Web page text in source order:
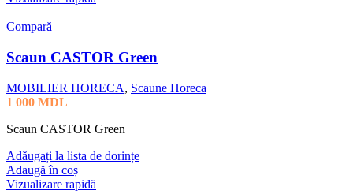
Compară
Scaun CASTOR Green
MOBILIER HORECA, Scaune Horeca
1 000 MDL
Scaun CASTOR Green
Adăugați la lista de dorințe
Adaugă în coș
Vizualizare rapidă